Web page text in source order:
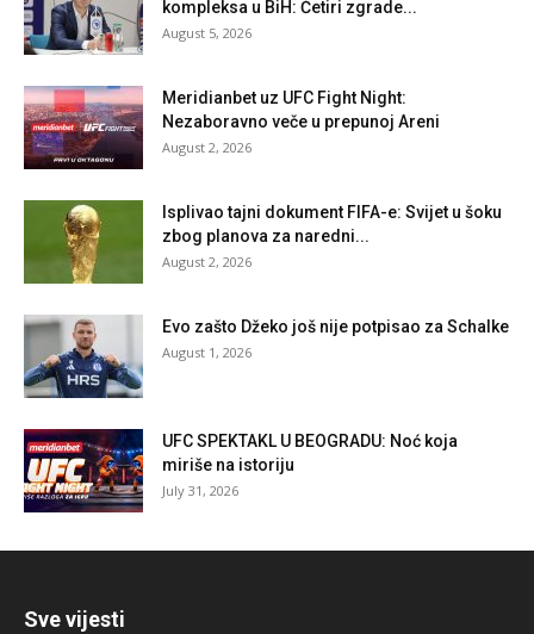
kompleksa u BiH: Četiri zgrade...
August 5, 2026
Meridianbet uz UFC Fight Night:
Nezaboravno veče u prepunoj Areni
August 2, 2026
Isplivao tajni dokument FIFA-e: Svijet u šoku
zbog planova za naredni...
August 2, 2026
Evo zašto Džeko još nije potpisao za Schalke
August 1, 2026
UFC SPEKTAKL U BEOGRADU: Noć koja
miriše na istoriju
July 31, 2026
Sve vijesti